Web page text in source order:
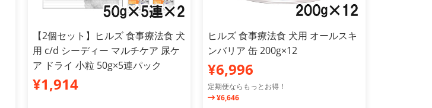
【2個セット】ヒルズ 食事療法食 犬
用 c/d シーディー マルチケア 尿ケ
ア ドライ 小粒 50g×5連パック
¥1,914
ヒルズ 食事療法食 犬用 オールスキ
ンバリア 缶 200g×12
¥6,996
定期便ならもっとお得！
¥6,646